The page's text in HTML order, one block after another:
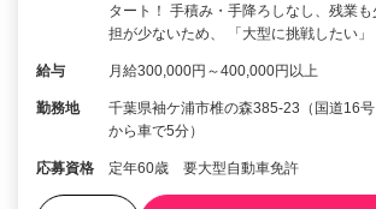
タート！ 手積み・手降ろしなし、残業
担が少ないため、 「大型に挑戦したい
給与 月給300,000円～400,000円以上
勤務地
千葉県袖ケ浦市椎の森385-23（国道16号
から車で5分）
応募資格 定年60歳 要大型自動車免許